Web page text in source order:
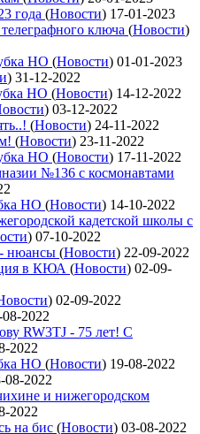
года (Новости) 17-01-2023
ключа (Новости)
НО (Новости) 01-01-2023
) 31-12-2022
НО (Новости) 14-12-2022
) 03-12-2022
(Новости) 24-11-2022
(Новости) 23-11-2022
НО (Новости) 17-11-2022
№136 с космонавтами
НО (Новости) 14-10-2022
кадетской школы с
) 07-10-2022
нюансы (Новости) 22-09-2022
в КЮА (Новости) 02-09-
) 02-09-2022
2022
RW3TJ - 75 лет! С
2022
НО (Новости) 19-08-2022
08-2022
и нижегородском
2022
на бис (Новости) 03-08-2022